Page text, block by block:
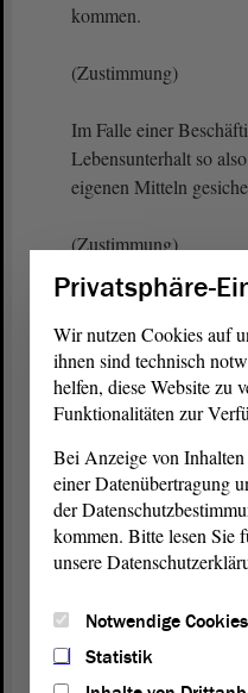
kommen.
(Zustimmung)
Im Falle einer
Lebensunterhalt so
eigenen Mitteln
(Zustimmung)
Das wurde mir
Halle von Betroffenen
wollen so schnell wie
mehrheitlich um
wichtig, dass wir das
als
Verantwortlichen vor
zusammengesessen
damit das ganz
Privatsphäre-
Wir nutzen Cookies auf
ihnen sind technisch
helfen, diese Website zu
Funktionalitäten zur
Bei Anzeige von
einer Datenübertragung
der
kommen. Bitte lesen Sie
unsere
Notwendige Cookies
Statistik